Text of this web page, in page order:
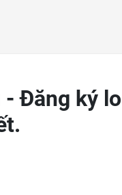
- Đăng ký